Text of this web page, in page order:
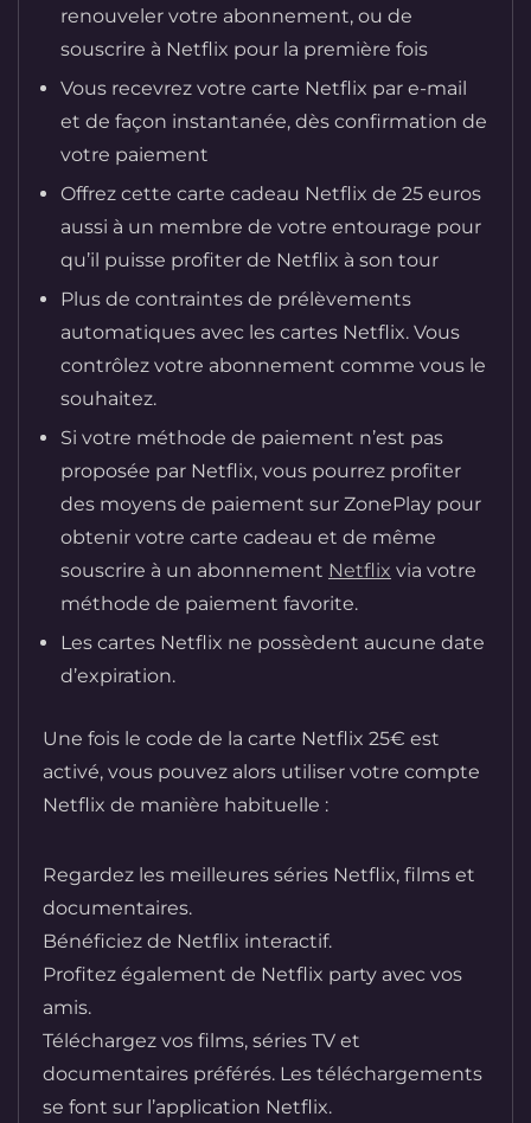
renouveler votre abonnement, ou de
souscrire à Netflix pour la première fois
Vous recevrez votre carte Netflix par e-mail
et de façon instantanée, dès confirmation de
votre paiement
Offrez cette carte cadeau Netflix de 25 euros
aussi à un membre de votre entourage pour
qu’il puisse profiter de Netflix à son tour
Plus de contraintes de prélèvements
automatiques avec les cartes Netflix. Vous
contrôlez votre abonnement comme vous le
souhaitez.
Si votre méthode de paiement n’est pas
proposée par Netflix, vous pourrez profiter
des moyens de paiement sur ZonePlay pour
obtenir votre carte cadeau et de même
souscrire à un abonnement Netflix via votre
méthode de paiement favorite.
Les cartes Netflix ne possèdent aucune date
d’expiration.
Une fois le code de la carte Netflix 25€ est
activé, vous pouvez alors utiliser votre compte
Netflix de manière habituelle :
Regardez les meilleures séries Netflix, films et
documentaires.
Bénéficiez de Netflix interactif.
Profitez également de Netflix party avec vos
amis.
Téléchargez vos films, séries TV et
documentaires préférés. Les téléchargements
se font sur l’application Netflix.